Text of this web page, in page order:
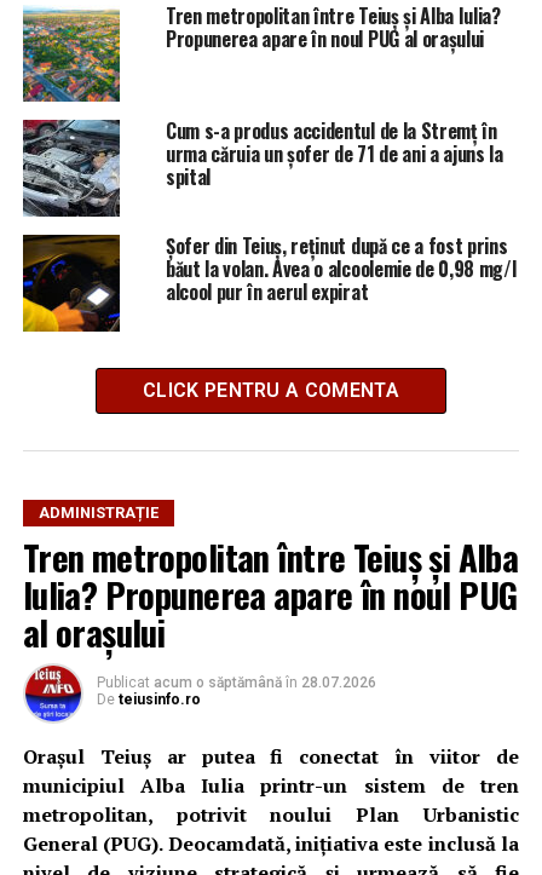
Tren metropolitan între Teiuș și Alba Iulia?
Propunerea apare în noul PUG al orașului
Cum s-a produs accidentul de la Stremț în
urma căruia un șofer de 71 de ani a ajuns la
spital
Șofer din Teiuș, reținut după ce a fost prins
băut la volan. Avea o alcoolemie de 0,98 mg/l
alcool pur în aerul expirat
CLICK PENTRU A COMENTA
ADMINISTRAȚIE
Tren metropolitan între Teiuș și Alba
Iulia? Propunerea apare în noul PUG
al orașului
Publicat acum o săptămână în 28.07.2026
De teiusinfo.ro
Orașul Teiuș ar putea fi conectat în viitor de
municipiul Alba Iulia printr-un sistem de tren
metropolitan, potrivit noului Plan Urbanistic
General (PUG). Deocamdată, inițiativa este inclusă la